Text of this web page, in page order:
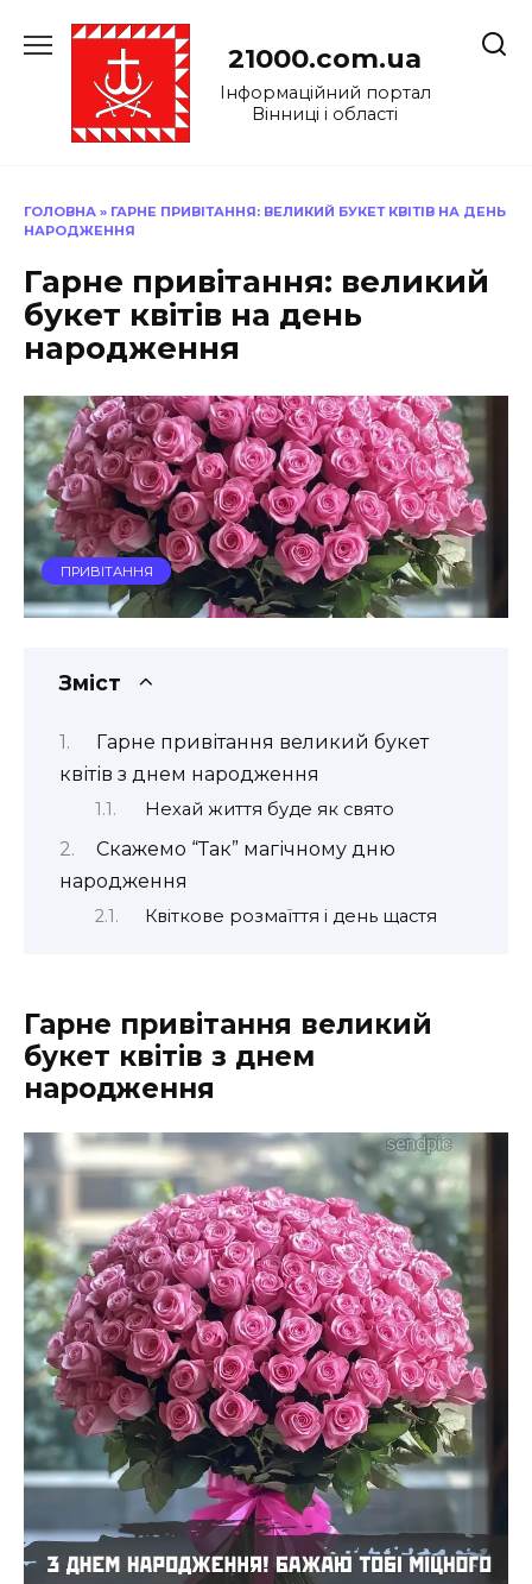
до
21000.com.ua
Інформаційний портал
Вінниці і області
ГОЛОВНА » ГАРНЕ ПРИВІТАННЯ: ВЕЛИКИЙ БУКЕТ КВІТІВ НА ДЕНЬ
НАРОДЖЕННЯ
Гарне привітання: великий
букет квітів на день
народження
ПРИВІТАННЯ
Зміст
Гарне привітання великий букет
квітів з днем народження
Нехай життя буде як свято
Скажемо “Так” магічному дню
народження
Квіткове розмаїття і день щастя
Гарне привітання великий
букет квітів з днем
народження